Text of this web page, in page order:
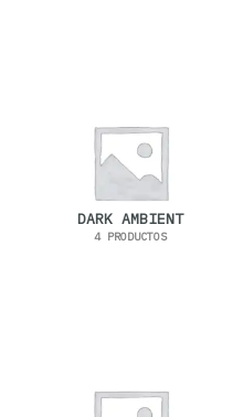
DARK AMBIENT
4 PRODUCTOS